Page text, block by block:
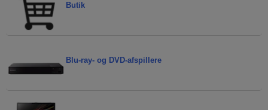
Butik
Blu-ray- og DVD-afspillere